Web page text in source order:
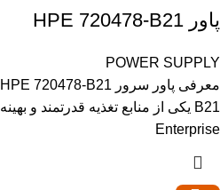
پاور HPE 720478-B21
POWER SUPPLY
Enterprise